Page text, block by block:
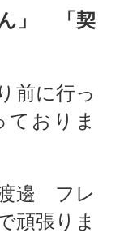
」　「契
前に行っ
ておりま
邊　フレ
頑張りま